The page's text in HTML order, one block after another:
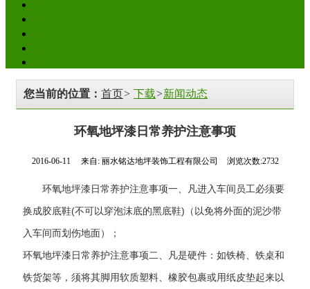
您当前的位置： 首页> 下载>新闻动态
环氧地坪漆日常养护注意事项
2016-06-11 来自: 丽水铭达地坪装饰工程有限公司 浏览次数:2732
环氧地坪漆日常养护注意事项一、凡进入车间员工必须要
换成胶底鞋(不可以穿泡沫底的黑底鞋)（以免将外面的泥沙带
入车间而划伤地面）；
环氧地坪漆日常养护注意事项二、凡是硬件：如铁椅、铁桌和
铁货架等，须将其脚用软质塑料、橡胶包裹或用纸皮垫起来以